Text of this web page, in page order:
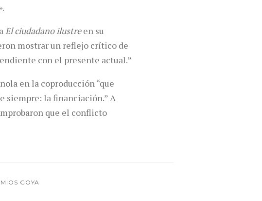
El ciudadano ilustreen su
mostrar un reflejo crítico de
con el presente actual.”
en la coproducción “que
siempre: la financiación.” A
que el conflicto
GOYA